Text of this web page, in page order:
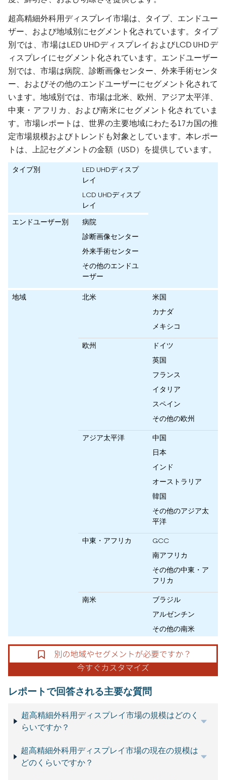
超高精細外科用ディスプレイ市場は、タイプ、エンドユー
ザー、および地域別にセグメント化されています。タイプ
別では、市場はLED UHDディスプレイおよびLCD UHDデ
ィスプレイにセグメント化されています。エンドユーザー
別では、市場は病院、診断画像センター、外来手術センタ
ー、およびその他のエンドユーザーにセグメント化されて
います。地域別では、市場は北米、欧州、アジア太平洋、
中東・アフリカ、および南米にセグメント化されていま
す。市場レポートは、世界の主要地域にわたる17カ国の推
定市場規模およびトレンドも対象としています。本レポー
トは、上記セグメントの金額（USD）を提供しています。
タイプ別
LED UHDディスプ
レイ
LCD UHDディスプ
レイ
エンドユーザー別
病院
診断画像センター
外来手術センター
その他のエンドユ
ーザー
地域 北米
米国
カナダ
メキシコ
欧州
ドイツ
英国
フランス
イタリア
スペイン
その他の欧州
アジア太平洋
中国
日本
インド
オーストラリア
韓国
その他のアジア太
平洋
中東・アフリカ
GCC
南アフリカ
その他の中東・ア
フリカ
南米
ブラジル
アルゼンチン
その他の南米
レポートで回答される主要な質問
超高精細外科用ディスプレイ市場の規模はどのく
らいですか？
超高精細外科用ディスプレイ市場の現在の規模は
どのくらいですか？